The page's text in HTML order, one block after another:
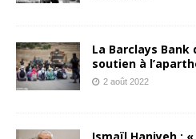
La Barclays
soutien à
2 août 2022